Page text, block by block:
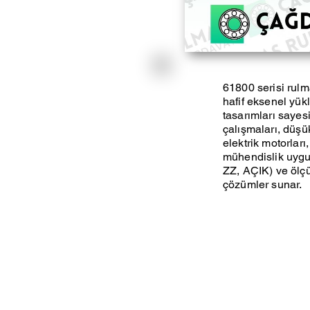
61800 serisi
hafif eksenel
tasarımları
çalışmaları,
elektrik
mühendislik
ZZ, AÇIK) ve
çözümler sunar.